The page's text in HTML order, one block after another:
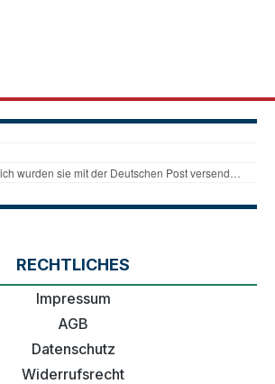
RECHTLICHES
Impressum
AGB
Datenschutz
Widerrufsrecht